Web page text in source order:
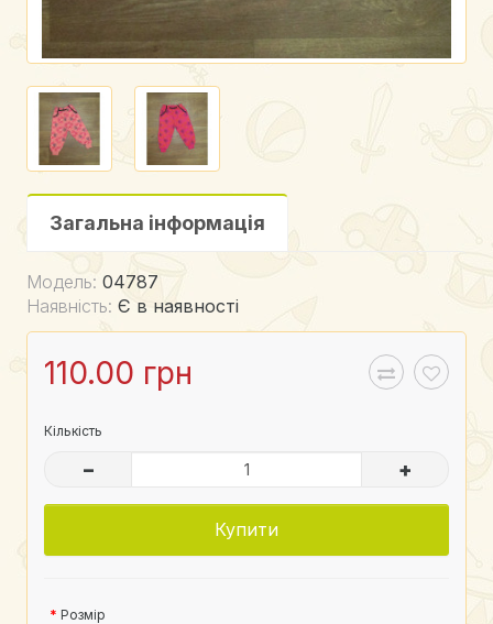
Загальна інформація
Модель: 04787
Наявність: Є в наявності
110.00 грн
Кількість
– +
Купити
Розмір